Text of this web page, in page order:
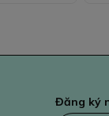
Đăng ký